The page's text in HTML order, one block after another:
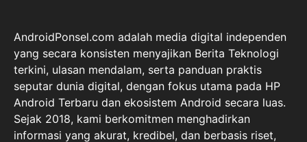
AndroidPonsel.com adalah media digital independen
yang secara konsisten menyajikan Berita Teknologi
terkini, ulasan mendalam, serta panduan praktis
seputar dunia digital, dengan fokus utama pada HP
Android Terbaru dan ekosistem Android secara luas.
Sejak 2018, kami berkomitmen menghadirkan
informasi yang akurat, kredibel, dan berbasis riset,